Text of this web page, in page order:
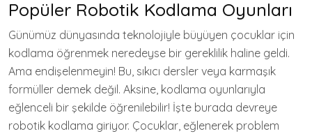
Popüler Robotik Kodlama Oyunları
Günümüz dünyasında teknolojiyle büyüyen çocuklar için
kodlama öğrenmek neredeyse bir gereklilik haline geldi.
Ama endişelenmeyin! Bu, sıkıcı dersler veya karmaşık
formüller demek değil. Aksine, kodlama oyunlarıyla
eğlenceli bir şekilde öğrenilebilir! İşte burada devreye
robotik kodlama giriyor. Çocuklar, eğlenerek problem